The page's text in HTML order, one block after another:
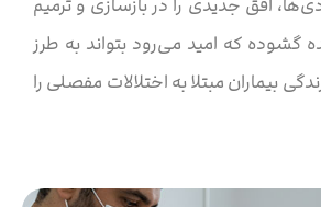
افق جدیدی را در بازسازی و ترمیم
گشوده که امید می‌رود بتواند به طرز
بیماران مبتلا به اختلالات مفصلی را